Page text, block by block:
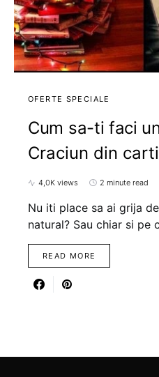
OFERTE SPECIALE
Cum sa-ti faci
Craciun din
4,0K views 2 minute read
Nu iti place sa ai grija
natural? Sau chiar si pe
READ MORE